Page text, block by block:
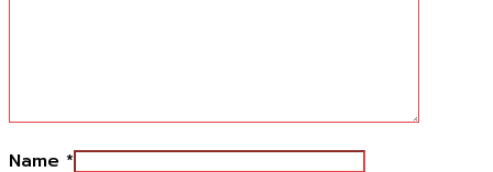
Name *